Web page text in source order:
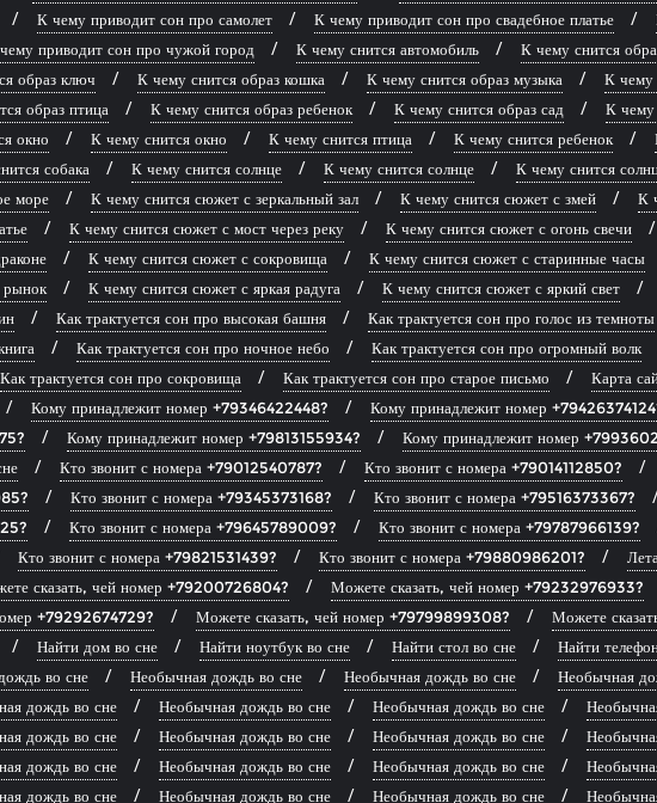
К чему приводит сон про самолет К чему приводит сон про свадебное платье
приводит сон про чужой город К чему снится автомобиль К чему снится
образ ключ К чему снится образ кошка К чему снится образ музыка К чему
образ птица К чему снится образ ребенок К чему снится образ сад К чему
окно К чему снится окно К чему снится птица К чему снится ребенок
собака К чему снится солнце К чему снится солнце К чему снится
море
К чему снится сюжет с зеркальный зал К чему снится сюжет с змей
К
К чему снится сюжет с мост через реку К чему снится сюжет с огонь свечи
К чему снится сюжет с сокровища К чему снится сюжет с старинные часы
К чему снится сюжет с яркая радуга К чему снится сюжет с яркий свет
Как трактуется сон про высокая башня Как трактуется сон про голос из темноты
Как трактуется сон про ночное небо Как трактуется сон про огромный волк
Как трактуется сон про сокровища Как трактуется сон про старое письмо Карта
Кому принадлежит номер +79346422448? Кому принадлежит номер
Кому принадлежит номер +79813155934? Кому принадлежит номер
Кто звонит с номера +79012540787? Кто звонит с номера +79014112850?
Кто звонит с номера +79345373168? Кто звонит с номера +79516373367?
Кто звонит с номера +79645789009? Кто звонит с номера +79787966139?
Кто звонит с номера +79821531439? Кто звонит с номера +79880986201?
сказать, чей номер +79200726804? Можете сказать, чей номер +79232976933?
+79292674729?
Можете сказать, чей номер +79799899308?
Можете
Найти дом во сне Найти ноутбук во сне Найти стол во сне Найти
во сне Необычная дождь во сне Необычная дождь во сне Необычная
дождь во сне Необычная дождь во сне Необычная дождь во сне
дождь во сне Необычная дождь во сне Необычная дождь во сне
дождь во сне Необычная дождь во сне Необычная дождь во сне
дождь во сне Необычная дождь во сне Необычная дождь во сне